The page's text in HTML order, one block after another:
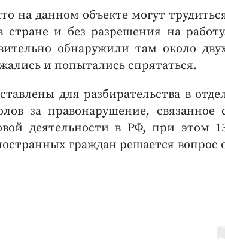
на данном объекте могут
и без разрешения на
обнаружили там около
и попытались спрятаться.
для разбирательства в
за правонарушение, связанное
деятельности в РФ, при этом
граждан решается вопрос